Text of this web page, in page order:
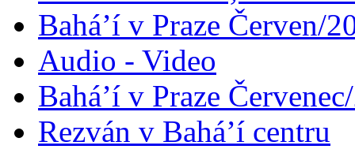
Bahá’í v Praze Červen/
Audio - Video
Bahá’í v Praze
Rezván v Bahá’í centru